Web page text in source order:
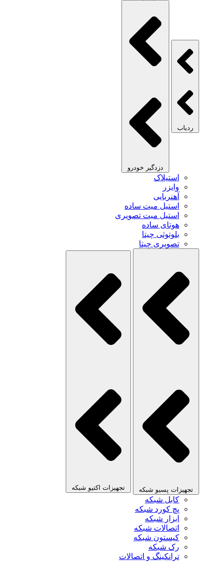
ردیاب
دزدگیر خودرو
استیلاک
وایزر
آهنربایی
استیل میت ساده
استیل میت تصویری
هوتای ساده
بلوتوثی چیتا
تصویری چیتا
تجهیزات پسیو شبکه تجهیزات اکتیو شبکه
کابل شبکه
پچ کورد شبکه
ابزار شبکه
اتصالات شبکه
کیستون شبکه
رک شبکه
ترانکینگ و اتصالات